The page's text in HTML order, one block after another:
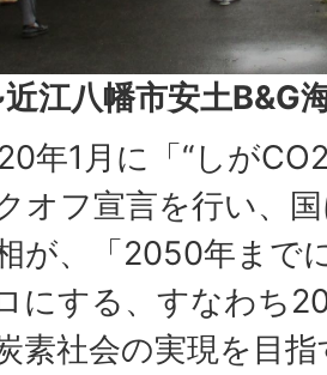
江八幡市安土B&G
年1月に「“しが
オフ宣言を行い、
が、「2050年まで
にする、すなわち
素社会の実現を目